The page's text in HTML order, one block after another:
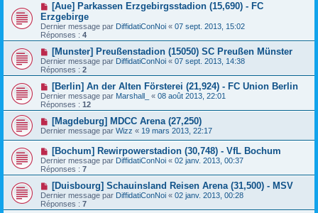
[Aue] Parkassen Erzgebirgsstadion (15,690) - FC
Erzgebirge
Dernier message par DiffidatiConNoi « 07 sept. 2013, 15:02
Réponses : 4
[Munster] Preußenstadion (15050) SC Preußen Münster
Dernier message par DiffidatiConNoi « 07 sept. 2013, 14:38
Réponses : 2
[Berlin] An der Alten Försterei (21,924) - FC Union Berlin
Dernier message par Marshall_ « 08 août 2013, 22:01
Réponses : 12
[Magdeburg] MDCC Arena (27,250)
Dernier message par Wizz « 19 mars 2013, 22:17
[Bochum] Rewirpowerstadion (30,748) - VfL Bochum
Dernier message par DiffidatiConNoi « 02 janv. 2013, 00:37
Réponses : 7
[Duisbourg] Schauinsland Reisen Arena (31,500) - MSV
Dernier message par DiffidatiConNoi « 02 janv. 2013, 00:28
Réponses : 7